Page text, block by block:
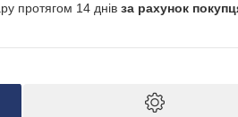
протягом 14 днів за рахунок